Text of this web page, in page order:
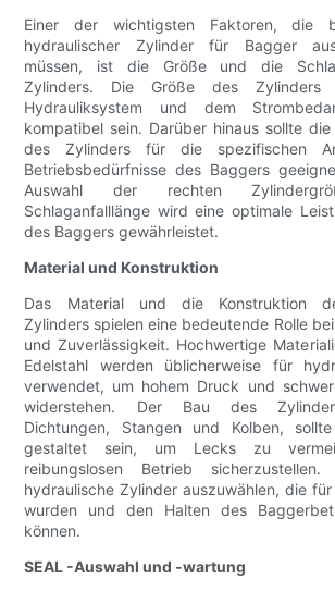
Einer der wichtigsten Faktoren, die
hydraulischer Zylinder für Bagger
müssen, ist die Größe und die
Zylinders. Die Größe des
Hydrauliksystem und dem
kompatibel sein. Darüber hinaus sollte
des Zylinders für die spezifischen
Betriebsbedürfnisse des Baggers
Auswahl der rechten
Schlaganfalllänge wird eine optimale
des Baggers gewährleistet.
Material und Konstruktion
Das Material und die Konstruktion
Zylinders spielen eine bedeutende Rolle
und Zuverlässigkeit. Hochwertige
Edelstahl werden üblicherweise für
verwendet, um hohem Druck und
widerstehen. Der Bau des
Dichtungen, Stangen und Kolben,
gestaltet sein, um Lecks zu
reibungslosen Betrieb
hydraulische Zylinder auszuwählen, die
wurden und den Halten des
können.
SEAL -Auswahl und -wartung